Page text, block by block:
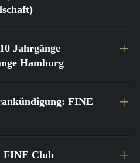
Jahrgänge
Hamburg
FINE
FINE Club